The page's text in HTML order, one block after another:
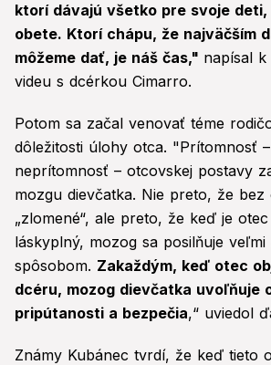
ktorí dávajú všetko pre svoje deti,
obete. Ktorí chápu, že najväčším
môžeme dať, je náš čas," napísal
videu s dcérkou Cimarro.
Potom sa začal venovať téme
dôležitosti úlohy otca. "Prítomnosť
neprítomnosť – otcovskej postavy
mozgu dievčatka. Nie preto, že bez
„zlomené“, ale preto, že keď je
láskyplný, mozog sa posilňuje veľmi
spôsobom. Zakaždým, keď otec
dcéru, mozog dievčatka uvoľňuje
pripútanosti a bezpečia,“ uviedol
Známy Kubánec tvrdí, že keď tieto